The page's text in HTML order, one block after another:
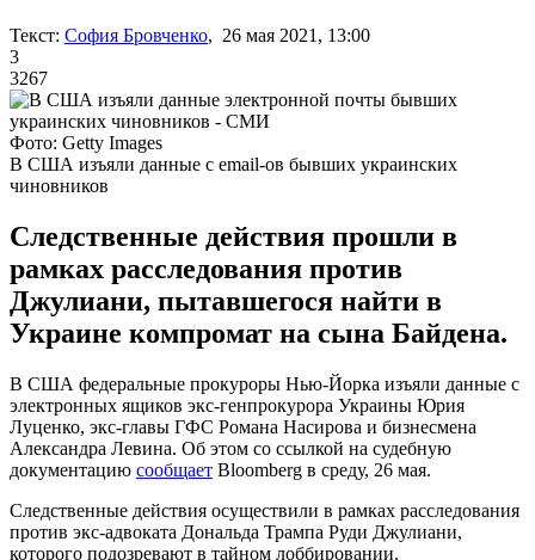
Текст: София Бровченко, 26 мая 2021, 13:00
3
3267
Фото: Getty Images
В США изъяли данные с email-ов бывших украинских
чиновников
Следственные действия прошли в
рамках расследования против
Джулиани, пытавшегося найти в
Украине компромат на сына Байдена.
В США федеральные прокуроры Нью-Йорка изъяли данные с
электронных ящиков экс-генпрокурора Украины Юрия
Луценко, экс-главы ГФС Романа Насирова и бизнесмена
Александра Левина. Об этом со ссылкой на судебную
документацию сообщает Bloomberg в среду, 26 мая.
Следственные действия осуществили в рамках расследования
против экс-адвоката Дональда Трампа Руди Джулиани,
которого подозревают в тайном лоббировании.